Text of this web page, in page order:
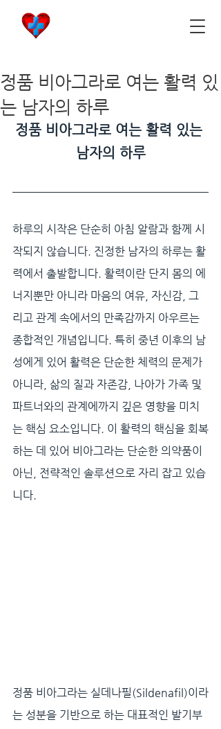
정품 비아그라로 여는 활력 있
는 남자의 하루
정품 비아그라로 여는 활력 있는
남자의 하루
하루의 시작은 단순히 아침 알람과 함께 시
작되지 않습니다. 진정한 남자의 하루는 활
력에서 출발합니다. 활력이란 단지 몸의 에
너지뿐만 아니라 마음의 여유, 자신감, 그
리고 관계 속에서의 만족감까지 아우르는
종합적인 개념입니다. 특히 중년 이후의 남
성에게 있어 활력은 단순한 체력의 문제가
아니라, 삶의 질과 자존감, 나아가 가족 및
파트너와의 관계에까지 깊은 영향을 미치
는 핵심 요소입니다. 이 활력의 핵심을 회복
하는 데 있어 비아그라는 단순한 의약품이
아닌, 전략적인 솔루션으로 자리 잡고 있습
니다.
정품 비아그라는 실데나필(Sildenafil)이라
는 성분을 기반으로 하는 대표적인 발기부